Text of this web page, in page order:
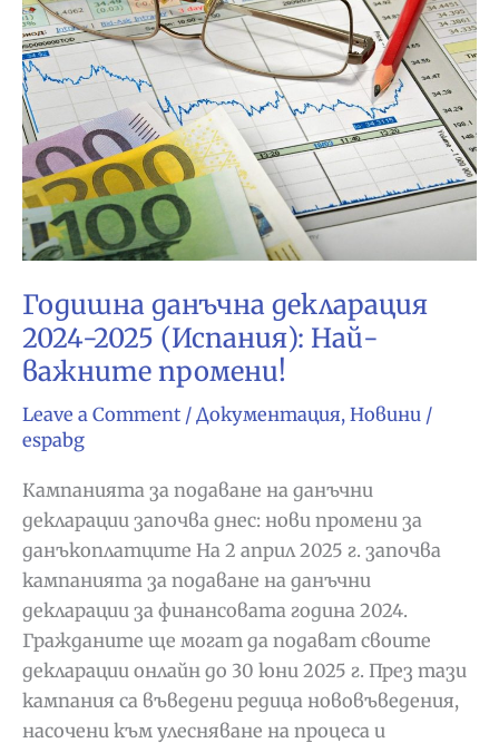
Годишна данъчна декларация
2024-2025 (Испания): Най-
важните промени!
Leave a Comment / Документация, Новини /
espabg
Кампанията за подаване на данъчни
декларации започва днес: нови промени за
данъкоплатците На 2 април 2025 г. започва
кампанията за подаване на данъчни
декларации за финансовата година 2024.
Гражданите ще могат да подават своите
декларации онлайн до 30 юни 2025 г. През тази
кампания са въведени редица нововъведения,
насочени към улесняване на процеса и